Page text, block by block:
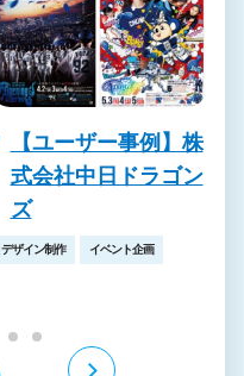
【ユーザー事例】株
式会社中日ドラゴン
ズ
デザイン制作 イベント企画